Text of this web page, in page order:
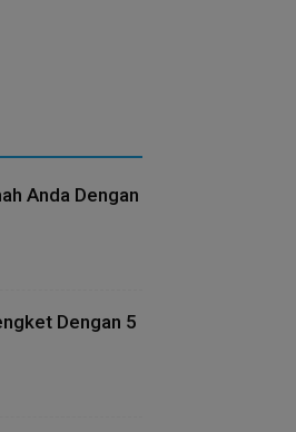
Anda Dengan
Dengan 5